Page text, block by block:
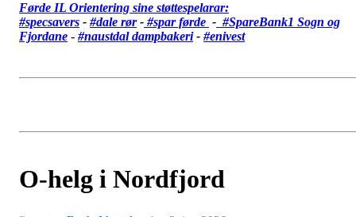
Førde IL Orientering sine støttespelarar:
#specsavers - #dale rør- #spar førde - #SpareBank1 Sogn og
Fjordane - #naustdal dampbakeri - #enivest
O-helg i Nordfjord